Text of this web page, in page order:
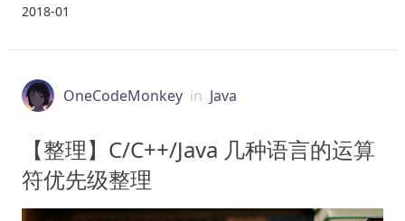
2018-01
OneCodeMonkey in Java
【整理】C/C++/Java 几种语言的运算
符优先级整理